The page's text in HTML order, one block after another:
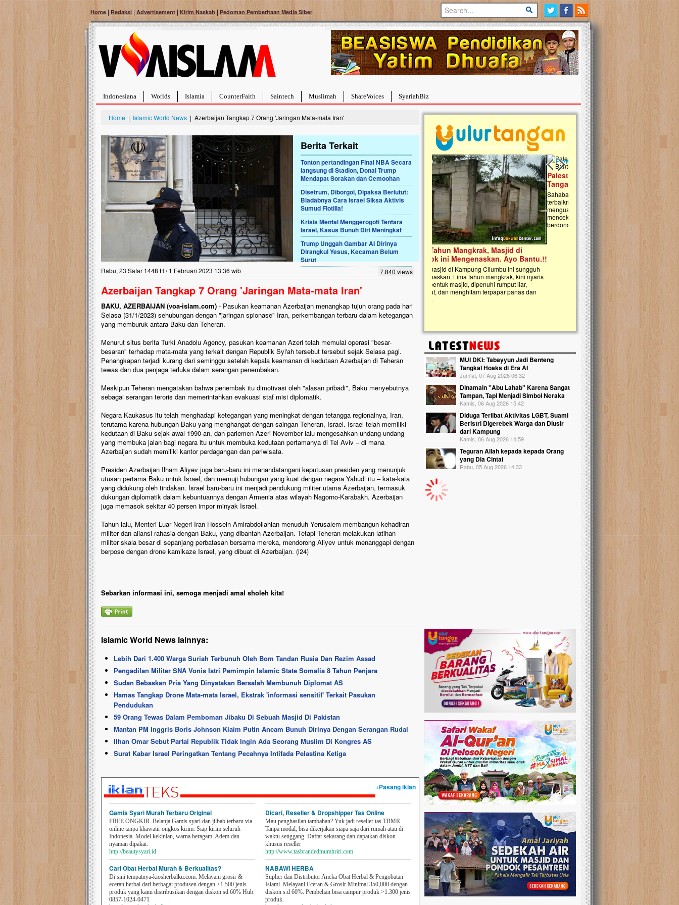
Home | Redaksi | Advertisement | Kirim Naskah | Pedoman Pemberitaan Media Siber
Indonesiana Worlds Islamia CounterFaith Saintech Muslimah ShareVoices SyariahBiz
Home | Islamic World News | Azerbaijan Tangkap 7 Orang 'Jaringan Mata-mata Iran'
Berita Terkait
Tonton pertandingan Final NBA Secara
langsung di Stadion, Donal Trump
Mendapat Sorakan dan Cemoohan
Disetrum, Diborgol, Dipaksa Berlutut:
Biadabnya Cara Israel Siksa Aktivis
Sumud Flotilla!
Krisis Mental Menggerogoti Tentara
Israel, Kasus Bunuh Diri Meningkat
Trump Unggah Gambar AI Dirinya
Dirangkul Yesus, Kecaman Belum
Surut
Rabu, 23 Safar 1448 H / 1 Februari 2023 13:36 wib 7.840 views
Azerbaijan Tangkap 7 Orang 'Jaringan Mata-mata Iran'
BAKU, AZERBAIJAN (voa-islam.com) - Pasukan keamanan Azerbaijan menangkap tujuh orang pada hari
Selasa (31/1/2023) sehubungan dengan "jaringan spionase" Iran, perkembangan terbaru dalam ketegangan
yang memburuk antara Baku dan Teheran.
Menurut situs berita Turki Anadolu Agency, pasukan keamanan Azeri telah memulai operasi "besar-
besaran" terhadap mata-mata yang terkait dengan Republik Syi'ah tersebut tersebut sejak Selasa pagi.
Penangkapan terjadi kurang dari seminggu setelah kepala keamanan di kedutaan Azerbaijan di Teheran
tewas dan dua penjaga terluka dalam serangan penembakan.
Meskipun Teheran mengatakan bahwa penembak itu dimotivasi oleh "alasan pribadi", Baku menyebutnya
sebagai serangan teroris dan memerintahkan evakuasi staf misi diplomatik.
Negara Kaukasus itu telah menghadapi ketegangan yang meningkat dengan tetangga regionalnya, Iran,
terutama karena hubungan Baku yang menghangat dengan saingan Teheran, Israel. Israel telah memiliki
kedutaan di Baku sejak awal 1990-an, dan parlemen Azeri November lalu mengesahkan undang-undang
yang membuka jalan bagi negara itu untuk membuka kedutaan pertamanya di Tel Aviv – di mana
Azerbaijan sudah memiliki kantor perdagangan dan pariwisata.
Presiden Azerbaijan Ilham Aliyev juga baru-baru ini menandatangani keputusan presiden yang menunjuk
utusan pertama Baku untuk Israel, dan memuji hubungan yang kuat dengan negara Yahudi itu – kata-kata
yang didukung oleh tindakan. Israel baru-baru ini menjadi pendukung militer utama Azerbaijan, termasuk
dukungan diplomatik dalam kebuntuannya dengan Armenia atas wilayah Nagorno-Karabakh. Azerbaijan
juga memasok sekitar 40 persen impor minyak Israel.
Tahun lalu, Menteri Luar Negeri Iran Hossein Amirabdollahian menuduh Yerusalem membangun kehadiran
militer dan aliansi rahasia dengan Baku, yang dibantah Azerbaijan. Tetapi Teheran melakukan latihan
militer skala besar di sepanjang perbatasan bersama mereka, mendorong Aliyev untuk menanggapi dengan
berpose dengan drone kamikaze Israel, yang dibuat di Azerbaijan. (i24)
Sebarkan informasi ini, semoga menjadi amal sholeh kita!
Islamic World News lainnya:
Lebih Dari 1.400 Warga Suriah Terbunuh Oleh Bom Tandan Rusia Dan Rezim Assad
Pengadilan Militer SNA Vonis Istri Pemimpin Islamic State Somalia 8 Tahun Penjara
Sudan Bebaskan Pria Yang Dinyatakan Bersalah Membunuh Diplomat AS
Hamas Tangkap Drone Mata-mata Israel, Ekstrak 'informasi sensitif' Terkait Pasukan
Pendudukan
59 Orang Tewas Dalam Pemboman Jibaku Di Sebuah Masjid Di Pakistan
Mantan PM Inggris Boris Johnson Klaim Putin Ancam Bunuh Dirinya Dengan Serangan Rudal
Ilhan Omar Sebut Partai Republik Tidak Ingin Ada Seorang Muslim Di Kongres AS
Surat Kabar Israel Peringatkan Tentang Pecahnya Intifada Pelastina Ketiga
+Pasang iklan
Gamis Syari Murah Terbaru Original
FREE ONGKIR. Belanja Gamis syari dan jilbab terbaru via
online tanpa khawatir ongkos kirim. Siap kirim seluruh
Indonesia. Model kekinian, warna beragam. Adem dan
nyaman dipakai.
http://beautysyari.id
Cari Obat Herbal Murah & Berkualitas?
Di sini tempatnya-kiosherbalku.com. Melayani grosir &
eceran herbal dari berbagai produsen dengan >1.500 jenis
produk yang kami distribusikan dengan diskon sd 60% Hub:
0857-1024-0471
Dicari, Reseller & Dropshipper Tas Online
Mau penghasilan tambahan? Yuk jadi reseller tas TBMR.
Tanpa modal, bisa dikerjakan siapa saja dari rumah atau di
waktu senggang. Daftar sekarang dan dapatkan diskon
khusus reseller
http://www.tasbrandedmurahriri.com
NABAWI HERBA
Suplier dan Distributor Aneka Obat Herbal & Pengobatan
Islami. Melayani Eceran & Grosir Minimal 350,000 dengan
diskon s.d 60%. Pembelian bisa campur produk >1.300 jenis
produk.
Previous slide
Next slide
Bantu Naura, Balita Hebat Sembuh Dari
Tumor Pembuluh Darah
Hidup Naura Salsabila dipenuhi dengan
rintangan yang sangat berat. Meskipun baru
berusia sepuluh bulan, bayi yang imut ini harus
menghadapi penyakit yang dahsyat, yaitu tumor
pembuluh darah berukuran...
Lima Tahun Mangkrak, Masjid di
Pelosok ini Mengenaskan. Ayo Bantu.!!
Nasib masjid di Kampung Cilumbu ini sungguh
mengenaskan. Lima tahun mangkrak, kini nyaris
berlumut, dan menghitam terpapar panas dan
Palestina Masih Berduka, Ayo Ulurkan
Tangan Bantu Mereka
Sahabat, Ulurtangan mari kirimkan dukungan
terbaikmu untuk warga Palestina di Gaza demi
menguatkan mereka menghadapi situasi
mencekam ini. Mari dukung mereka dengan
berdonasi dengan cara:...
Open Donasi Wakaf
Rumah Qur'an & TK Islam
Najjah di Jonggol
Saat ini, Ulurtangan bersama Yayasan
Najjahtul Islam Jonggol sedang merintis
pembangunan Rumah Qur’an dan
kanak Islam Terpadu (TKIT) An Najjah
Gedung Majelis Taklim di Jonggol,...
MUI DKI: Tabayyun Jadi Benteng
Tangkal Hoaks di Era AI
Jum'at, 07 Aug 2026 06:32
Dinamain ''Abu Lahab'' Karena Sangat
Tampan, Tapi Menjadi Simbol Neraka
Kamis, 06 Aug 2026 15:42
Diduga Terlibat Aktivitas LGBT, Suami
Beristri Digerebek Warga dan Diusir
dari Kampung
Kamis, 06 Aug 2026 14:59
Teguran Allah kepada kepada Orang
yang Dia Cintai
Rabu, 05 Aug 2026 14:33